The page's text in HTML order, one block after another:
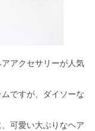
アクセサリーが人気
ですが、ダイソーな
可愛い大ぶりなヘア